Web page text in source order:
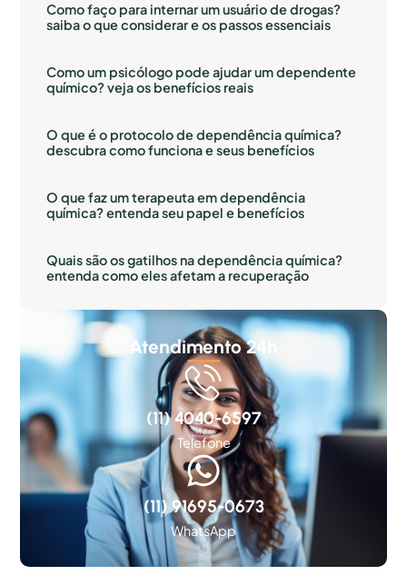
Como faço para internar um usuário de drogas?
saiba o que considerar e os passos essenciais
Como um psicólogo pode ajudar um dependente
químico? veja os benefícios reais
O que é o protocolo de dependência química?
descubra como funciona e seus benefícios
O que faz um terapeuta em dependência
química? entenda seu papel e benefícios
Quais são os gatilhos na dependência química?
entenda como eles afetam a recuperação
Atendimento 24h
(11) 4040-6597
Telefone
(11) 91695-0673
WhatsApp